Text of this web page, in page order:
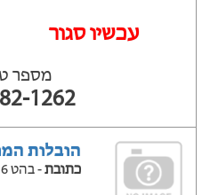
עכשיו סגור
מספר
1262
הובלות
כתובת- בהט 6 פתח תקווה